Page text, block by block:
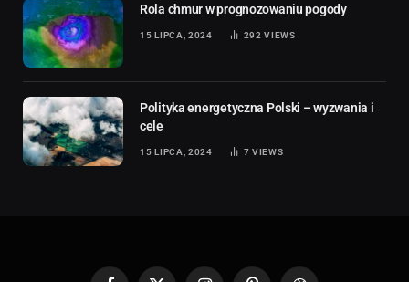
Rola chmur w prognozowaniu pogody
15 LIPCA, 2024 292VIEWS
Polityka energetyczna Polski – wyzwania i
cele
15 LIPCA, 2024 7 VIEWS